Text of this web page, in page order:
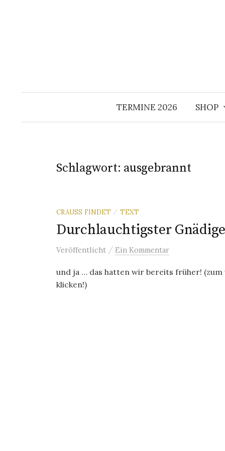
TERMINE 2026 SHOP
Schlagwort: ausgebrannt
CRAUSS FINDET / TEXT
Durchlauchtigster
Veröffentlicht / Ein Kommentar
und ja … das hatten wir bereits früher!
klicken!)